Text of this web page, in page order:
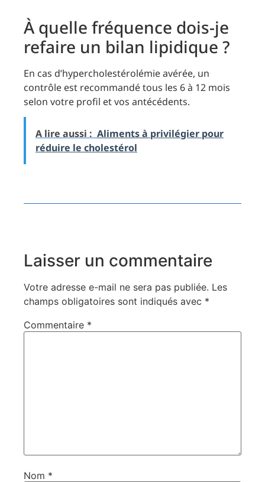
À quelle fréquence dois-je
refaire un bilan lipidique ?
En cas d’hypercholestérolémie avérée, un
contrôle est recommandé tous les 6 à 12 mois
selon votre profil et vos antécédents.
A lire aussi : Aliments à privilégier pour
réduire le cholestérol
Laisser un commentaire
Votre adresse e-mail ne sera pas publiée. Les
champs obligatoires sont indiqués avec *
Commentaire *
Nom *